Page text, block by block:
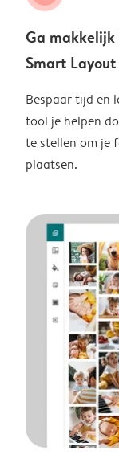
Ga makkelijk
Smart
Bespaar tijd en
tool je helpen
te stellen om je
plaatsen.